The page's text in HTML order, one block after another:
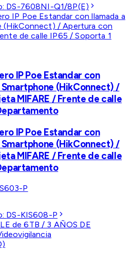
DS-7608NI-Q1/8P(E)
IP Poe Estandar con
Smartphone (HikConnect) /
MIFARE / Frente de calle
IP Poe Estandar con
Smartphone (HikConnect) /
MIFARE / Frente de calle
P
DS-KIS608-P